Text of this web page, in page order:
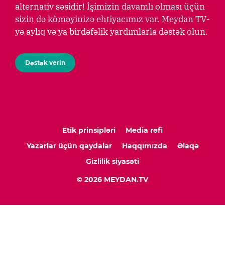
alternativ səsidir! İşimizin davamlı olması üçün
sizin də köməyinizə ehtiyacımız var. Meydan TV-
yə aylıq və ya birdəfəlik yardımlarla dəstək olun.
Dəstək verin
Etik prinsipləri
Media rəfi
Yazarlar üçün qaydalar
Haqqımızda
Əlaqə
Gizlilik siyasəti
© 2026 MEYDAN.TV